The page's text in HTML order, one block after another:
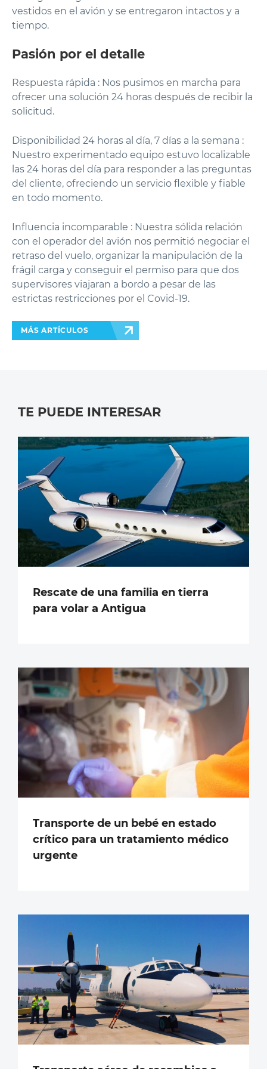
vestidos en el avión y se entregaron intactos y a
tiempo.
Pasión por el detalle
Respuesta rápida : Nos pusimos en marcha para
ofrecer una solución 24 horas después de recibir la
solicitud.
Disponibilidad 24 horas al día, 7 días a la semana :
Nuestro experimentado equipo estuvo localizable
las 24 horas del día para responder a las preguntas
del cliente, ofreciendo un servicio flexible y fiable
en todo momento.
Influencia incomparable : Nuestra sólida relación
con el operador del avión nos permitió negociar el
retraso del vuelo, organizar la manipulación de la
frágil carga y conseguir el permiso para que dos
supervisores viajaran a bordo a pesar de las
estrictas restricciones por el Covid-19.
MÁS ARTÍCULOS
TE PUEDE INTERESAR
Rescate de una familia en tierra
para volar a Antigua
Transporte de un bebé en estado
crítico para un tratamiento médico
urgente